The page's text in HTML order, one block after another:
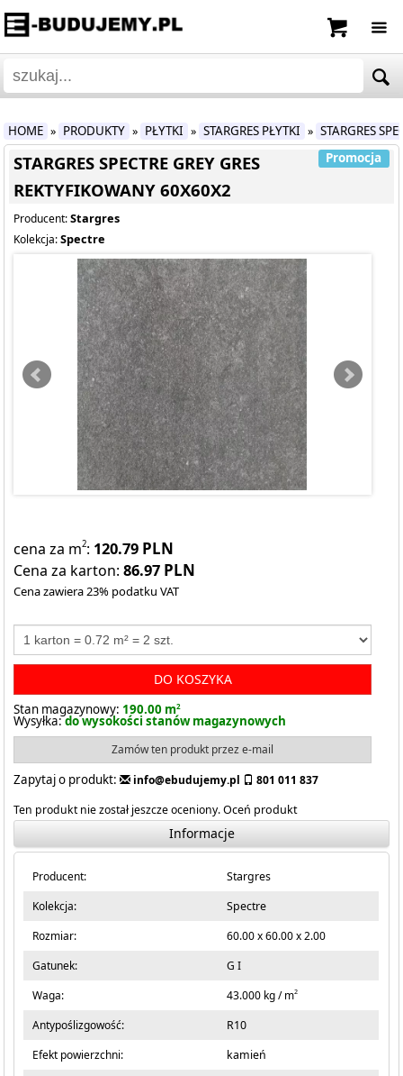
HOME » PRODUKTY » PŁYTKI » STARGRES PŁYTKI » STARGRES
Promocja
STARGRES SPECTRE GREY GRES
REKTYFIKOWANY 60X60X2
Producent:Stargres
Kolekcja:Spectre
cena za m2: 120.79 PLN
Cena za karton:86.97 PLN
Cena zawiera 23% podatku VAT
DO KOSZYKA
Stan magazynowy: 190.00 m2
Wysyłka:do wysokości stanów magazynowych
Zamów ten produkt przez e-mail
Zapytaj o produkt: info@ebudujemy.pl
801 011 837
Ten produkt nie został jeszcze oceniony.Oceń produkt
Informacje
Producent:
Stargres
Kolekcja:
Spectre
Rozmiar:
60.00 x 60.00 x 2.00
Gatunek:
G I
Waga:
43.000 kg / m2
Antypoślizgowość:
R10
Efekt powierzchni:
kamień